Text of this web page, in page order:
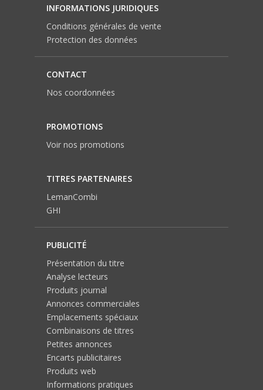
INFORMATIONS JURIDIQUES
Conditions générales de vente
Protection des données
CONTACT
Nos coordonnées
PROMOTIONS
Voir nos promotions
TITRES PARTENAIRES
LemanCombi
GHI
PUBLICITÉ
Présentation du titre
Analyse lecteurs
Produits journal
Annonces commerciales
Emplacements spéciaux
Combinaisons de titres
Petites annonces
Encarts publicitaires
Produits web
Informations pratiques